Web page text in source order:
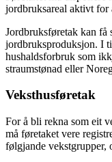
jordbruksareal aktivt for
Jordbruksføretak kan få
jordbruksproduksjon. I
hushaldsforbruk som
straumstønad eller
Veksthusføretak
For å bli rekna som eit
må føretaket vere
følgjande vekstgrupper,